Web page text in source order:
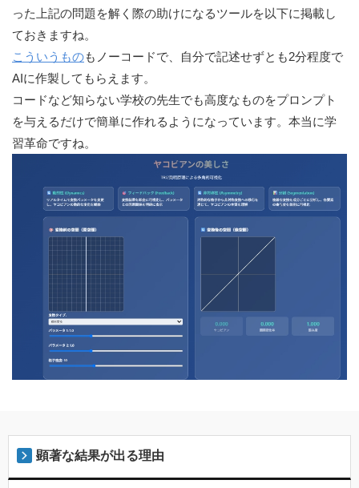
った上記の問題を解く際の助けになるツールを以下に掲載し
ておきますね。
こういうものもノーコードで、自分で記述せずとも2分程度で
AIに作製してもらえます。
コードなど知らない学校の先生でも高度なものをプロンプト
を与えるだけで簡単に作れるようになっています。本当に学
習革命ですね。
顕著な結果が出る理由